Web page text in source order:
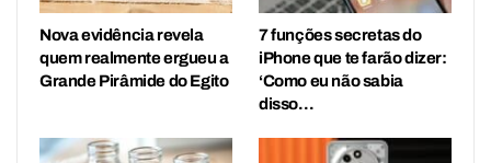
Nova evidência revela
quem realmente ergueu a
Grande Pirâmide do Egito
7 funções secretas do
iPhone que te farão dizer:
‘Como eu não sabia
disso…